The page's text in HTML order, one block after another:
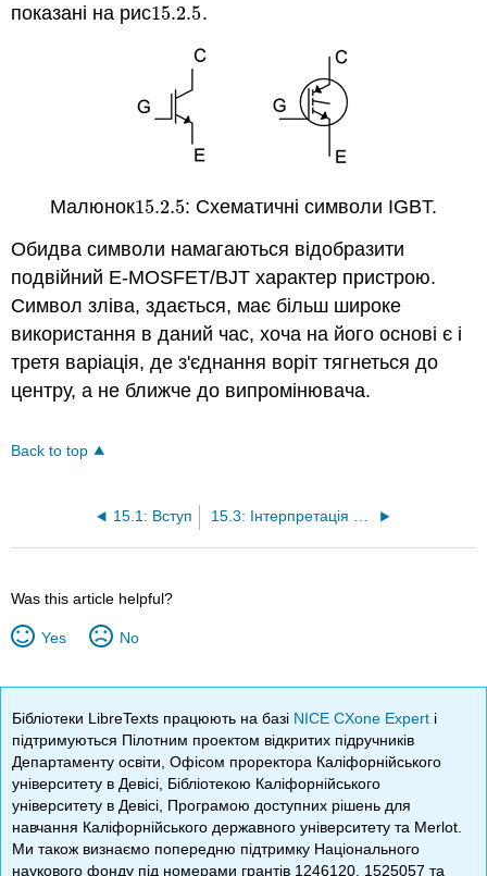
показані на рис15.2.5
15.2.5.
Малюнок15.2.5
15.2.5: Схематичні символи IGBT.
Обидва символи намагаються відобразити
подвійний E-MOSFET/BJT характер пристрою.
Символ зліва, здається, має більш широке
використання в даний час, хоча на його основі є і
третя варіація, де з'єднання воріт тягнеться до
центру, а не ближче до випромінювача.
Back to top
15.1: Вступ 15.3: Інтерпретація аркуша даних IGBT
Was this article helpful?
Yes No
Бібліотеки LibreTexts працюють на базі NICE CXone Expert і
підтримуються Пілотним проектом відкритих підручників
Департаменту освіти, Офісом проректора Каліфорнійського
університету в Девісі, Бібліотекою Каліфорнійського
університету в Девісі, Програмою доступних рішень для
навчання Каліфорнійського державного університету та Merlot.
Ми також визнаємо попередню підтримку Національного
наукового фонду під номерами грантів 1246120, 1525057 та